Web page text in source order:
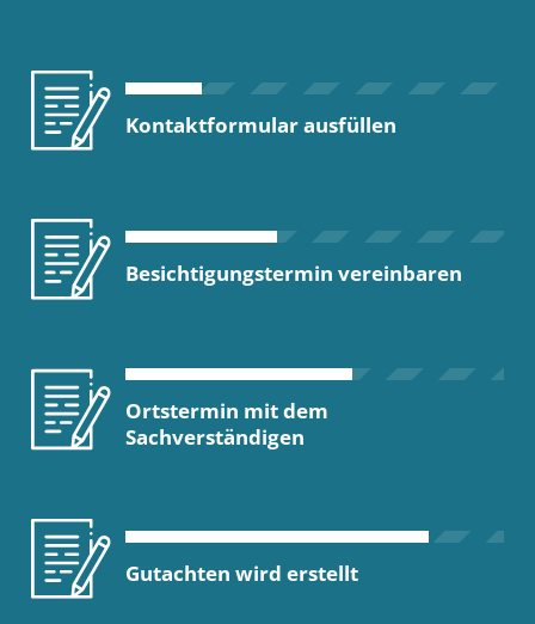
Kontaktformular ausfüllen
Besichtigungstermin vereinbaren
Ortstermin mit dem
Sachverständigen
Gutachten wird erstellt